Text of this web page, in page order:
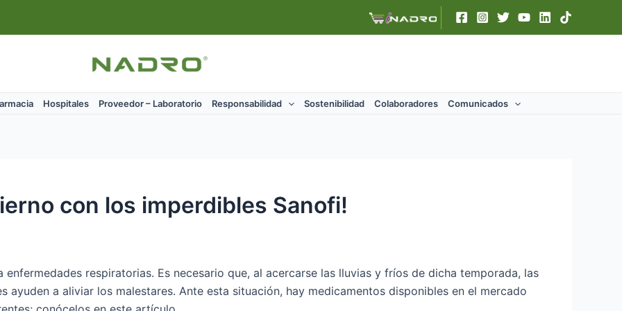
Hospitales Proveedor – Laboratorio Responsabilidad Sostenibilidad Colaboradores Comunicados
con los imperdibles Sanofi!
respiratorias. Es necesario que, al acercarse las lluvias y fríos de dicha temporada, las
ayuden a aliviar los malestares. Ante esta situación, hay medicamentos disponibles en el mercado